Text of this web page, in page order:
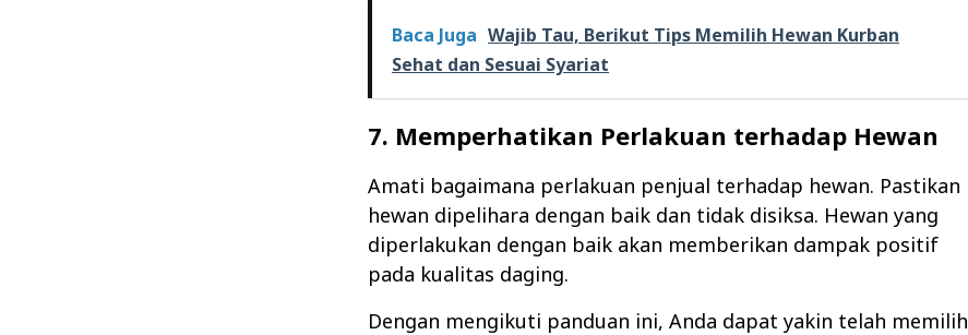
Baca Juga Wajib Tau, Berikut Tips Memilih Hewan Kurban
Sehat dan Sesuai Syariat
7. Memperhatikan Perlakuan terhadap Hewan
Amati bagaimana perlakuan penjual terhadap hewan. Pastikan
hewan dipelihara dengan baik dan tidak disiksa. Hewan yang
diperlakukan dengan baik akan memberikan dampak positif
pada kualitas daging.
Dengan mengikuti panduan ini, Anda dapat yakin telah memilih